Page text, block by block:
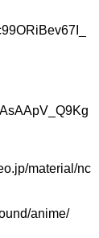
material/nc
anime/